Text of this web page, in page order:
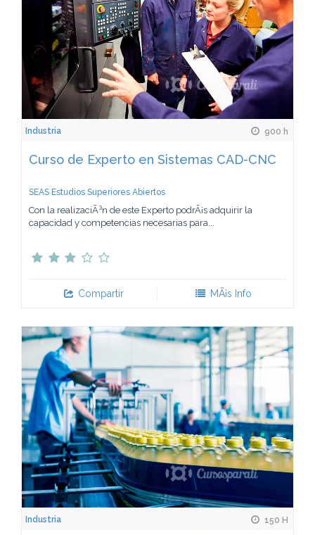
Industria 900 h
Curso de Experto en Sistemas CAD-CNC
SEAS Estudios Superiores Abiertos
Con la realizaciÃ³n de este Experto podrÃ¡s adquirir la
capacidad y competencias necesarias para...
Compartir MÃ¡s Info
Industria 150 H